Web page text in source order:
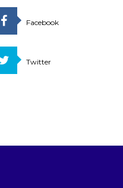
Facebook
Twitter